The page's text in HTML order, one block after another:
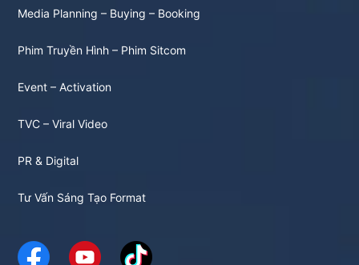
Media Planning – Buying – Booking
Phim Truyền Hình – Phim Sitcom
Event – Activation
TVC – Viral Video
PR & Digital
Tư Vấn Sáng Tạo Format